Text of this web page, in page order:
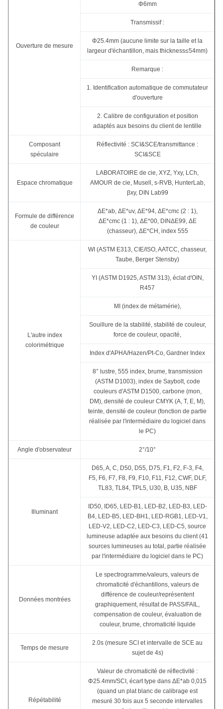
Ouverture de mesure
Φ6mm
Transmissif :
Φ25.4mm (aucune limite sur la taille et la
largeur d'échantillon, mais thickness≤54mm)
Remarque :
1. Identification automatique de commutateur
d'ouverture
2. Calibre de configuration et position
adaptés aux besoins du client de lentille
Composant
spéculaire
Réflectivité : SCI&SCE/transmittance :
SCI&SCE
Espace chromatique
LABORATOIRE de cie, XYZ, Yxy, LCh,
AMOUR de cie, Musell, s-RVB, HunterLab,
βxy, DIN Lab99
Formule de différence
de couleur
ΔE*ab, ΔE*uv, ΔE*94, ΔE*cmc (2 : 1),
ΔE*cmc (1 : 1), ΔE*00, DINΔE99, ΔE
(chasseur), ΔE*CH, index 555
L'autre index
colorimétrique
WI (ASTM E313, CIE/ISO, AATCC, chasseur,
Taube, Berger Stensby)
YI (ASTM D1925, ASTM 313), éclat d'OIN,
R457
MI (index de métamérie),
Souillure de la stabilité, stabilité de couleur,
force de couleur, opacité,
Index d'APHA/Hazen/Pt-Co, Gardner Index
8° lustre, 555 index, brume, transmission
(ASTM D1003), index de Saybolt, code
couleurs d'ASTM D1500, carbone (mon,
DM), densité de couleur CMYK (A, T, E, M),
teinte, densité de couleur (fonction de partie
réalisée par l'intermédiaire du logiciel dans
le PC)
Angle d'observateur 2°/10°
Illuminant
D65, A, C, D50, D55, D75, F1, F2, F-3, F4,
F5, F6, F7, F8, F9, F10, F11, F12, CWF, DLF,
TL83, TL84, TPL5, U30, B, U35, NBF
ID50, ID65, LED-B1, LED-B2, LED-B3, LED-
B4, LED-B5, LED-BH1, LED-RGB1, LED-V1,
LED-V2, LED-C2, LED-C3, LED-C5, source
lumineuse adaptée aux besoins du client (41
sources lumineuses au total, partie réalisée
par l'intermédiaire du logiciel dans le PC)
Données montrées
Le spectrogramme/valeurs, valeurs de
chromaticité d'échantillons, valeurs de
différence de couleur/représentent
graphiquement, résultat de PASS/FAIL,
compensation de couleur, évaluation de
couleur, brume, chromaticité liquide
Temps de mesure
2.0s (mesure SCI et intervalle de SCE au
sujet de 4s)
Répétabilité
Valeur de chromaticité de réflectivité :
Φ25.4mm/SCI, écart type dans ΔE*ab 0,015
(quand un plat blanc de calibrage est
mesuré 30 fois aux 5 seconde intervalles